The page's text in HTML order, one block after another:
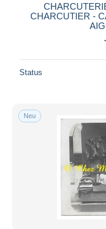
CHARCUTIER -
Status
Neu